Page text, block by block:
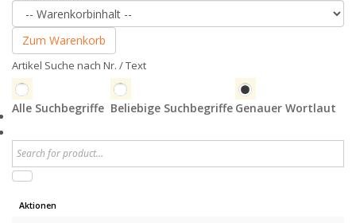
Zum Warenkorb
Artikel Suche nach Nr. / Text
Alle Suchbegriffe Beliebige Suchbegriffe Genauer Wortlaut
Aktionen